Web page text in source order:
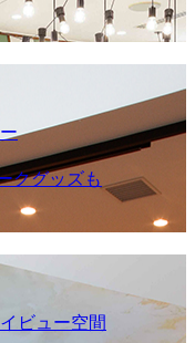
クグッズも
ビュー空間